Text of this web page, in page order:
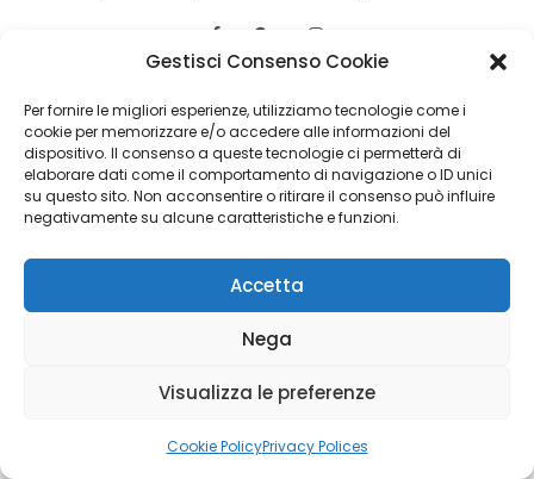
Gestisci Consenso Cookie
Per fornire le migliori esperienze, utilizziamo tecnologie come i
cookie per memorizzare e/o accedere alle informazioni del
dispositivo. Il consenso a queste tecnologie ci permetterà di
elaborare dati come il comportamento di navigazione o ID unici
su questo sito. Non acconsentire o ritirare il consenso può influire
negativamente su alcune caratteristiche e funzioni.
Accetta
Nega
Visualizza le preferenze
Cookie PolicyPrivacy Polices